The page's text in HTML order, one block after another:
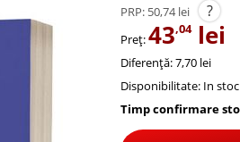
PRP: 50,74 lei ?
Preț:43,04lei
Diferență: 7,70 lei
Disponibilitate: In
Timp confirmare